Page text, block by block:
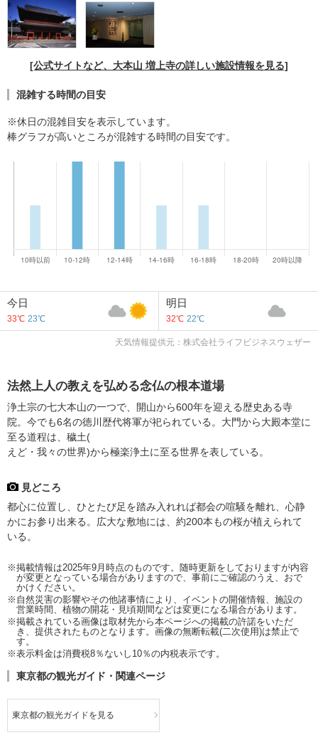
[公式サイトなど、大本山 増上寺の詳しい施設情報を見る]
混雑する時間の目安
※休日の混雑目安を表示しています。
棒グラフが高いところが混雑する時間の目安です。
今日
33℃ 23℃
明日
32℃ 22℃
天気情報提供元：株式会社ライフビジネスウェザー
法然上人の教えを弘める念仏の根本道場
浄土宗の七大本山の一つで、開山から600年を迎える歴史ある寺
院。今でも6名の徳川歴代将軍が祀られている。大門から大殿本堂に
至る道程は、穢土(
えど・我々の世界)から極楽浄土に至る世界を表している。
見どころ
都心に位置し、ひとたび足を踏み入れれば都会の喧騒を離れ、心静
かにお参り出来る。広大な敷地には、約200本もの桜が植えられて
いる。
※掲載情報は2025年9月時点のものです。随時更新をしておりますが内容
が変更となっている場合がありますので、事前にご確認のうえ、おで
かけください。
※自然災害の影響やその他諸事情により、イベントの開催情報、施設の
営業時間、植物の開花・見頃期間などは変更になる場合があります。
※掲載されている画像は取材先から本ページへの掲載の許諾をいただ
き、提供されたものとなります。画像の無断転載(二次使用)は禁止で
す。
※表示料金は消費税8％ないし10％の内税表示です。
東京都の観光ガイド・関連ページ
東京都の観光ガイドを見る